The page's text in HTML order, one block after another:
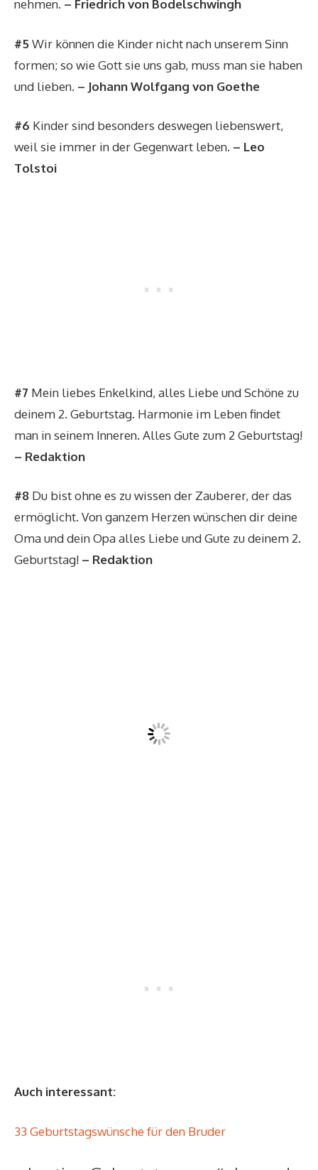
nehmen. – Friedrich von Bodelschwingh
#5Wir können die Kinder nicht nach unserem Sinn
formen; so wie Gott sie uns gab, muss man sie haben
und lieben. – Johann Wolfgang von Goethe
#6 Kinder sind besonders deswegen liebenswert,
weil sie immer in der Gegenwart leben. – Leo
Tolstoi
#7 Mein liebes Enkelkind, alles Liebe und Schöne zu
deinem 2. Geburtstag. Harmonie im Leben findet
man in seinem Inneren. Alles Gute zum 2 Geburtstag!
– Redaktion
#8 Du bist ohne es zu wissen der Zauberer, der das
ermöglicht. Von ganzem Herzen wünschen dir deine
Oma und dein Opa alles Liebe und Gute zu deinem 2.
Geburtstag! – Redaktion
Auch interessant:
33 Geburtstagswünsche für den Bruder